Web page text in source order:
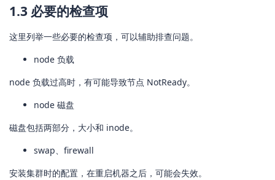
1.3 必要的检查项
这里列举一些必要的检查项，可以辅助排查问题。
node 负载
node 负载过高时，有可能导致节点 NotReady。
node 磁盘
磁盘包括两部分，大小和 inode。
swap、firewall
安装集群时的配置，在重启机器之后，可能会失效。